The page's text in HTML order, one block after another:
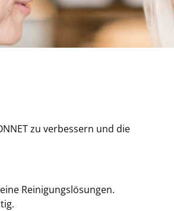
zu verbessern und die
Reinigungslösungen.